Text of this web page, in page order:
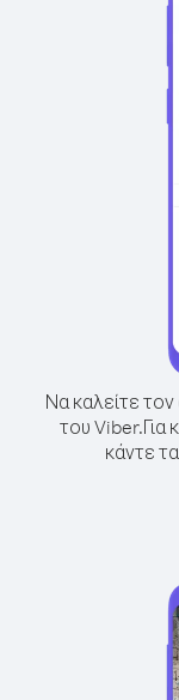
Να καλείτε
του Viber.Για
κάντε